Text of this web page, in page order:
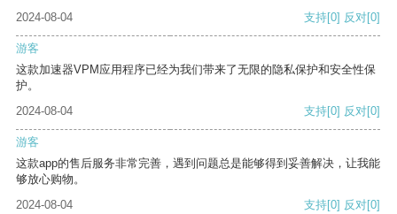
2024-08-04
支持[0] 反对[0]
游客
这款加速器VPM应用程序已经为我们带来了无限的隐私保护和安全性保
护。
2024-08-04
支持[0] 反对[0]
游客
这款app的售后服务非常完善，遇到问题总是能够得到妥善解决，让我能
够放心购物。
2024-08-04
支持[0] 反对[0]